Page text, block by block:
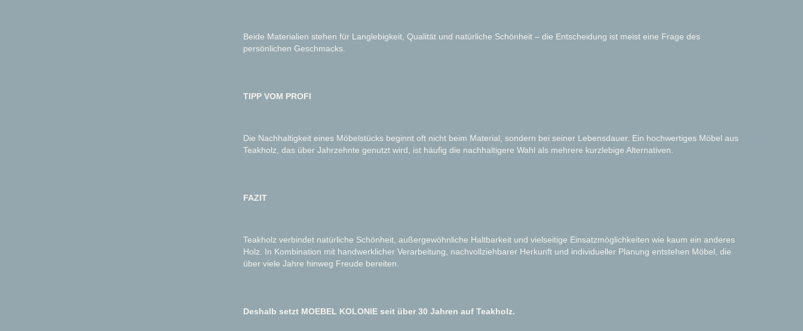
Beide Materialien stehen für Langlebigkeit, Qualität und natürliche Schönheit – die Entscheidung ist meist eine Frage des
persönlichen Geschmacks.
TIPP VOM PROFI
Die Nachhaltigkeit eines Möbelstücks beginnt oft nicht beim Material, sondern bei seiner Lebensdauer. Ein hochwertiges Möbel aus
Teakholz, das über Jahrzehnte genutzt wird, ist häufig die nachhaltigere Wahl als mehrere kurzlebige Alternativen.
FAZIT
Teakholz verbindet natürliche Schönheit, außergewöhnliche Haltbarkeit und vielseitige Einsatzmöglichkeiten wie kaum ein anderes
Holz. In Kombination mit handwerklicher Verarbeitung, nachvollziehbarer Herkunft und individueller Planung entstehen Möbel, die
über viele Jahre hinweg Freude bereiten.
Deshalb setzt MOEBEL KOLONIE seit über 30 Jahren auf Teakholz.